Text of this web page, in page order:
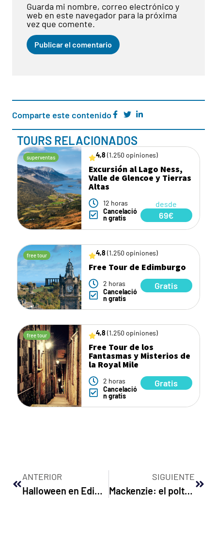
Guarda mi nombre, correo electrónico y
web en este navegador para la próxima
vez que comente.
Comparte este contenido
TOURS RELACIONADOS
superventas 4,8 (1.250 opiniones)
Excursión al Lago Ness,
Valle de Glencoe y Tierras
Altas
12 horas
Cancelació
n gratis
desde
69€
free tour 4,8 (1.250 opiniones)
Free Tour de Edimburgo
2 horas
Cancelació
n gratis
Gratis
free tour 4,8 (1.250 opiniones)
Free Tour de los
Fantasmas y Misterios de
la Royal Mile
2 horas
Cancelació
n gratis
Gratis
ANTERIOR
Halloween en Edimburgo
SIGUIENTE
Mackenzie: el poltergeist de Edimburgo